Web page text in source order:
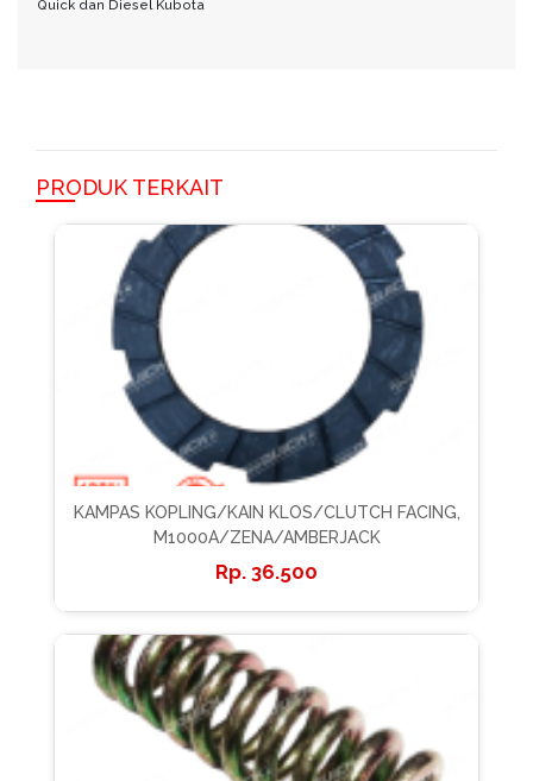
Quick dan Diesel Kubota
PRODUK TERKAIT
KAMPAS KOPLING/KAIN KLOS/CLUTCH FACING,
M1000A/ZENA/AMBERJACK
36.500